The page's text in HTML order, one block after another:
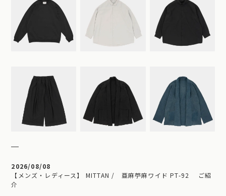
2026/08/08
【メンズ・レディース】 MITTAN / 亜麻苧麻ワイド PT-92 ご紹
介